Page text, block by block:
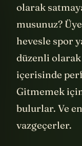
olarak
musunuz?
hevesle spor
düzenli
içerisinde
Gitmemek
bulurlar. Ve
vazgeçerler.